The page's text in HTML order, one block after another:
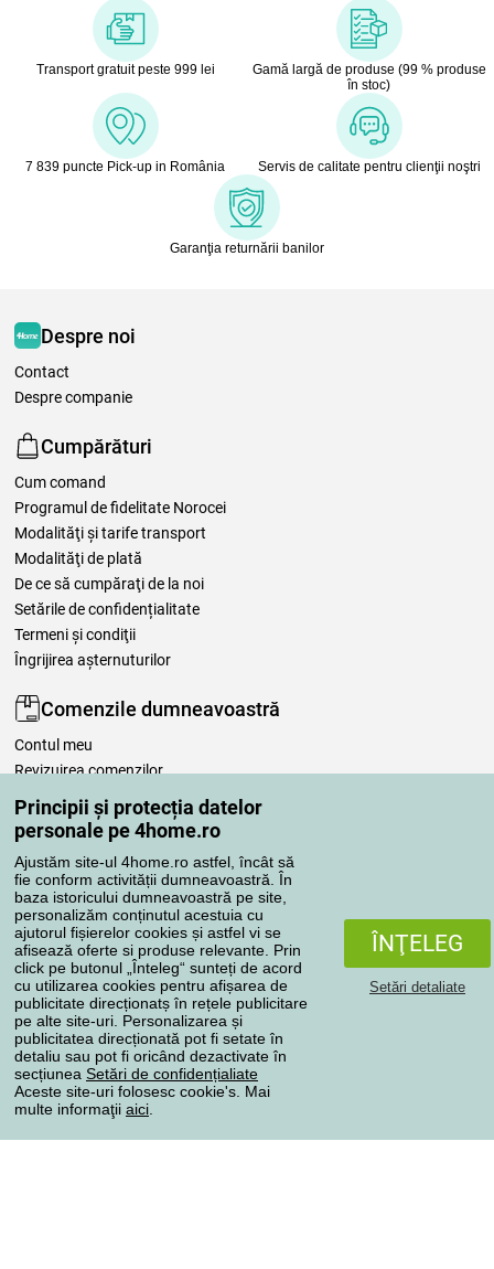
Principii și protecția datelor
personale pe 4home.ro
Ajustăm site-ul 4home.ro astfel, încât să
fie conform activității dumneavoastră. În
baza istoricului dumneavoastră pe site,
personalizăm conținutul acestuia cu
ajutorul fișierelor cookies și astfel vi se
afisează oferte si produse relevante. Prin
click pe butonul „Înteleg“ sunteți de acord
cu utilizarea cookies pentru afișarea de
publicitate direcționatș în rețele publicitare
pe alte site-uri. Personalizarea și
publicitatea direcționată pot fi setate în
detaliu sau pot fi oricând dezactivate în
secțiunea Setări de confidențialiate
Aceste site-uri folosesc cookie's. Mai
multe informaţii aici
ÎNŢELEG
Setări detaliate
Transport gratuit peste 999 lei
Gamă largă de produse (99 % produse
în stoc)
7 839 puncte Pick-up in România Servis de calitate pentru clienţii noştri
Garanţia returnării banilor
Despre noi
Contact
Despre companie
Cumpărături
Cum comand
Programul de fidelitate Norocei
Modalităţi şi tarife transport
Modalităţi de plată
De ce să cumpăraţi de la noi
Setările de confidențialitate
Termeni şi condiţii
Îngrijirea așternuturilor
Comenzile dumneavoastră
Contul meu
Revizuirea comenzilor
Reclamaţii
Retragere de la contract
Regulile de procesare a recenziilor
Metode de transport
Metode de plată
Magazin de încredere